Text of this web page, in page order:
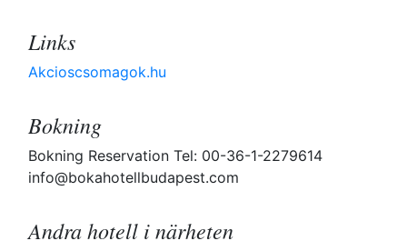
Links
Akcioscsomagok.hu
Bokning
Bokning Reservation Tel: 00-36-1-2279614
info@bokahotellbudapest.com
Andra hotell i närheten